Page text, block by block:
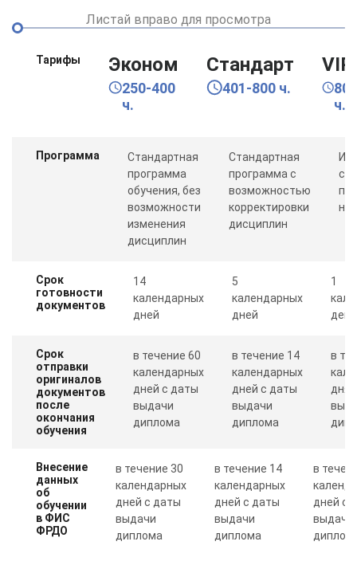
Листай вправо для просмотра
Тарифы Эконом
250-400
ч.
Стандарт
401-800 ч.
VIP
ч.
Программа
Стандартная
программа
обучения, без
возможности
изменения
дисциплин
Стандартная
программа с
возможностью
корректировки
дисциплин
Срок
готовности
документов
14
календарных
дней
5
календарных
дней
1
день
Срок
отправки
оригиналов
документов
после
окончания
обучения
в течение 60
календарных
дней с даты
выдачи
диплома
в течение 14
календарных
дней с даты
выдачи
диплома
в
дня
Внесение
данных
об
обучении
в ФИС
ФРДО
в течение 30
календарных
дней с даты
выдачи
диплома
в течение 14
календарных
дней с даты
выдачи
диплома
в
дней с
выдачи